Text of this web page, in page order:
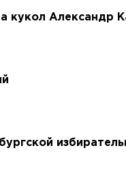
кукол Александр